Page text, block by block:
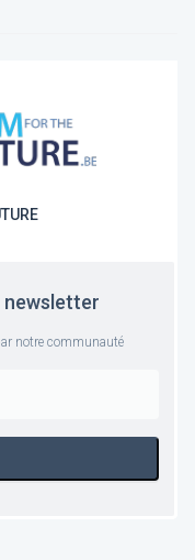
notre communauté